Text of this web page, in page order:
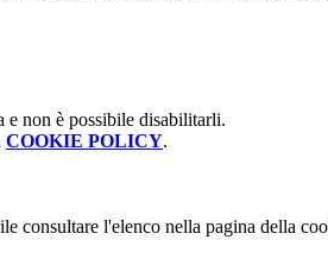
e non è possibile disabilitarli.
COOKIE POLICY.
consultare l'elenco nella pagina della